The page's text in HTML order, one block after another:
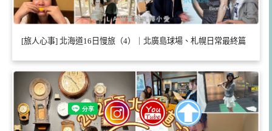
[旅人心事] 北海道16日慢旅（4）｜北廣島球場、札幌日常最終篇